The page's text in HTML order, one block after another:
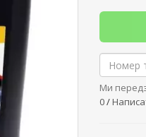
Ми
0/